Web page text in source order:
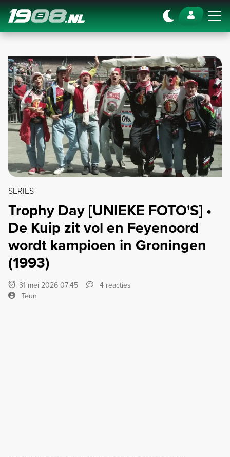
Navigation
SERIES
Trophy Day [UNIEKE FOTO'S] •
De Kuip zit vol en Feyenoord
wordt kampioen in Groningen
(1993)
31 mei 2026 07:45
4 reacties
Teun